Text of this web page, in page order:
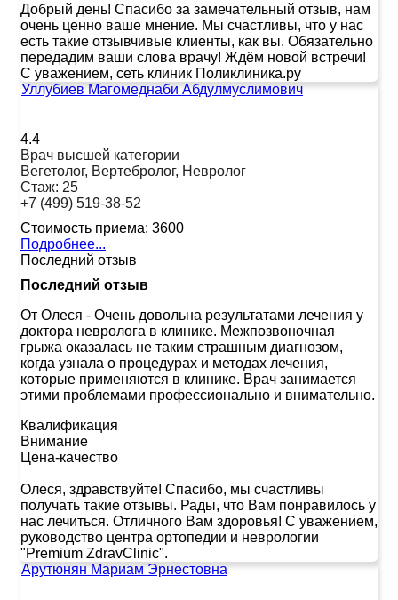
Добрый день! Спасибо за замечательный отзыв, нам
очень ценно ваше мнение. Мы счастливы, что у нас
есть такие отзывчивые клиенты, как вы. Обязательно
передадим ваши слова врачу! Ждём новой встречи!
С уважением, сеть клиник Поликлиника.ру
Уллубиев Магомеднаби Абдулмуслимович
4.4
Врач высшей категории
Вегетолог, Вертебролог, Невролог
Стаж: 25
+7 (499) 519-38-52
Стоимость приема: 3600
Подробнее...
Последний отзыв
Последний отзыв
От Олеся - Очень довольна результатами лечения у
доктора невролога в клинике. Межпозвоночная
грыжа оказалась не таким страшным диагнозом,
когда узнала о процедурах и методах лечения,
которые применяются в клинике. Врач занимается
этими проблемами профессионально и внимательно.
Квалификация
Внимание
Цена-качество
Олеся, здравствуйте! Спасибо, мы счастливы
получать такие отзывы. Рады, что Вам понравилось у
нас лечиться. Отличного Вам здоровья! С уважением,
руководство центра ортопедии и неврологии
"Premium ZdravClinic".
Арутюнян Мариам Эрнестовна